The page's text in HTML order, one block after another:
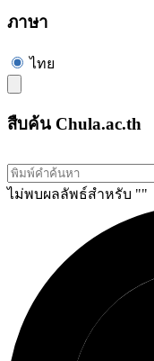
ภาษา
ไทย
สืบค้น Chula.ac.th
ไม่พบผลลัพธ์สำหรับ ""